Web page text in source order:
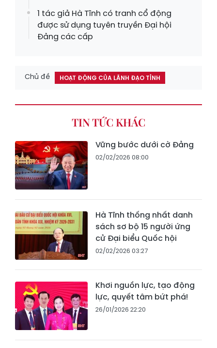
1 tác giả Hà Tĩnh có tranh cổ động
được sử dụng tuyên truyền Đại hội
Đảng các cấp
Chủ đề HOẠT ĐỘNG CỦA LÃNH ĐẠO TỈNH
TIN TỨC KHÁC
Vững bước dưới cờ Đảng
02/02/2026 08:00
Hà Tĩnh thống nhất danh
sách sơ bộ 15 người ứng
cử Đại biểu Quốc hội
02/02/2026 03:27
Khơi nguồn lực, tạo động
lực, quyết tâm bứt phá!
26/01/2026 22:20